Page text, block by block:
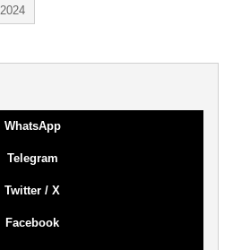
2024
WhatsApp
Telegram
Twitter / X
Facebook